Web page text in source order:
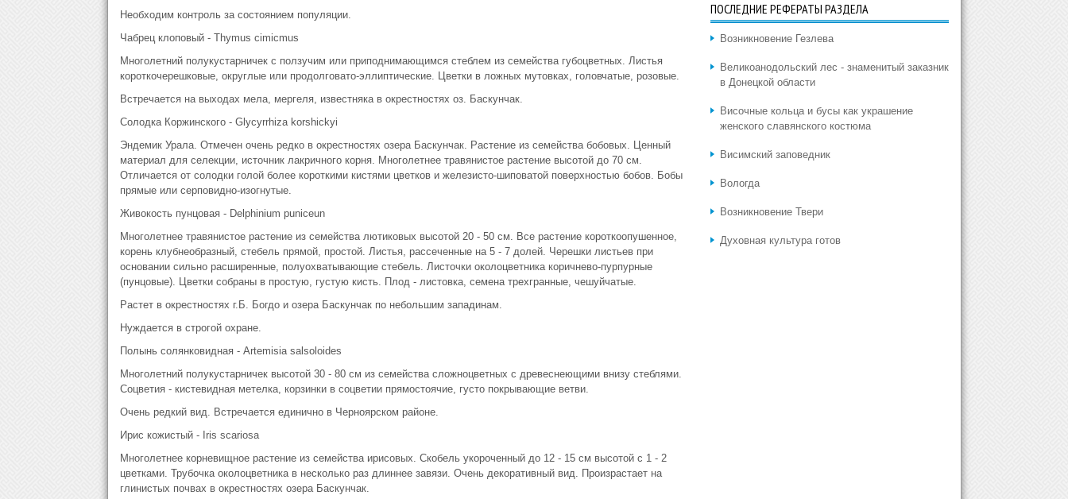
Необходим контроль за состоянием популяции.
Чабрец клоповый - Thymus cimicmus
Многолетний полукустарничек с ползучим или приподнимающимся стеблем из семейства губоцветных. Листья
короткочерешковые, округлые или продолговато-эллиптические. Цветки в ложных мутовках, головчатые, розовые.
Встречается на выходах мела, мергеля, известняка в окрестностях оз. Баскунчак.
Солодка Коржинского - Glycyrrhiza korshickyi
Эндемик Урала. Отмечен очень редко в окрестностях озера Баскунчак. Растение из семейства бобовых. Ценный
материал для селекции, источник лакричного корня. Многолетнее травянистое растение высотой до 70 см.
Отличается от солодки голой более короткими кистями цветков и железисто-шиповатой поверхностью бобов. Бобы
прямые или серповидно-изогнутые.
Живокость пунцовая - Delphinium puniceun
Многолетнее травянистое растение из семейства лютиковых высотой 20 - 50 см. Все растение короткоопушенное,
корень клубнеобразный, стебель прямой, простой. Листья, рассеченные на 5 - 7 долей. Черешки листьев при
основании сильно расширенные, полуохватывающие стебель. Листочки околоцветника коричнево-пурпурные
(пунцовые). Цветки собраны в простую, густую кисть. Плод - листовка, семена трехгранные, чешуйчатые.
Растет в окрестностях г.Б. Богдо и озера Баскунчак по небольшим западинам.
Нуждается в строгой охране.
Полынь солянковидная - Artemisia salsoloides
Многолетний полукустарничек высотой 30 - 80 см из семейства сложноцветных с древеснеющими внизу стеблями.
Соцветия - кистевидная метелка, корзинки в соцветии прямостоячие, густо покрывающие ветви.
Очень редкий вид. Встречается единично в Черноярском районе.
Ирис кожистый - Iris scariosa
Многолетнее корневищное растение из семейства ирисовых. Скобель укороченный до 12 - 15 см высотой с 1 - 2
цветками. Трубочка околоцветника в несколько раз длиннее завязи. Очень декоративный вид. Произрастает на
глинистых почвах в окрестностях озера Баскунчак.
ПОСЛЕДНИЕ РЕФЕРАТЫ РАЗДЕЛА
Возникновение Гезлева
Великоанодольский лес - знаменитый заказник
в Донецкой области
Височные кольца и бусы как украшение
женского славянского костюма
Висимский заповедник
Вологда
Возникновение Твери
Духовная культура готов